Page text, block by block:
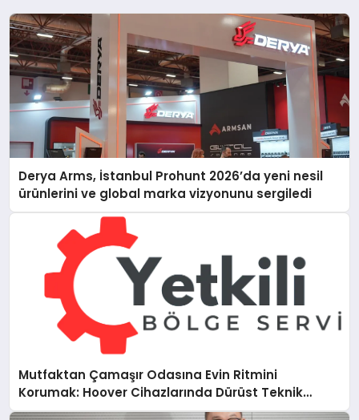
Derya Arms, İstanbul Prohunt 2026’da yeni nesil
ürünlerini ve global marka vizyonunu sergiledi
Mutfaktan Çamaşır Odasına Evin Ritmini
Korumak: Hoover Cihazlarında Dürüst Teknik
Destek Deneyimi